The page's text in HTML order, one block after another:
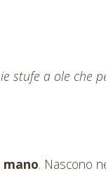
stufe a ole che
. Nascono